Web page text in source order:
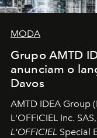
MODA
Grupo AMTD
anunciam o
Davos
AMTD IDEA Group
L'OFFICIEL Inc.
L'OFFICIEL Special